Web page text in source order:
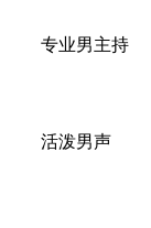
专业男主持
活泼男声